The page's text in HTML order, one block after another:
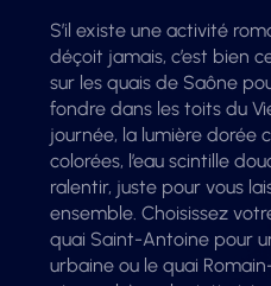
S’il existe une activité
déçoit jamais, c’est bien
sur les quais de Saône
fondre dans les toits du
journée, la lumière dorée
colorées, l’eau scintille
ralentir, juste pour vous
ensemble. Choisissez
quai Saint-Antoine pour
urbaine ou le quai